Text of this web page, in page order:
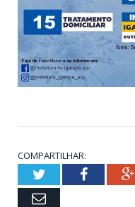
COMPARTILHAR:
TwitterFacebook
Email